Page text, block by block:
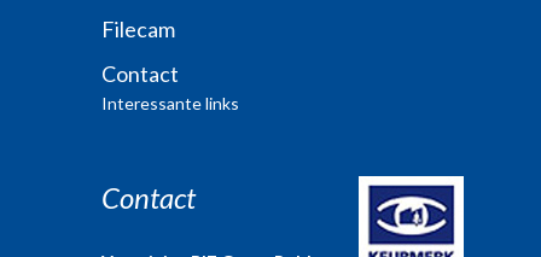
Filecam
Contact
Interessante links
Contact